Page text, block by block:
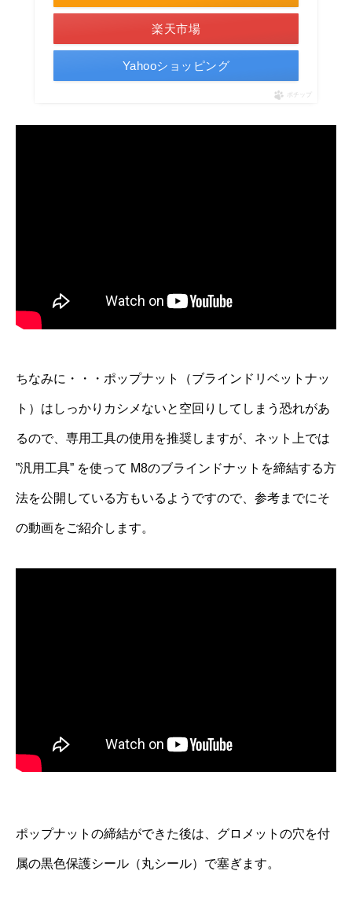
楽天市場
Yahooショッピング
ポチップ
ちなみに・・・ポップナット（ブラインドリベットナッ
ト）はしっかりカシメないと空回りしてしまう恐れがあ
るので、専用工具の使用を推奨しますが、ネット上では
”汎用工具” を使って M8のブラインドナットを締結する方
法を公開している方もいるようですので、参考までにそ
の動画をご紹介します。
ポップナットの締結ができた後は、グロメットの穴を付
属の黒色保護シール（丸シール）で塞ぎます。